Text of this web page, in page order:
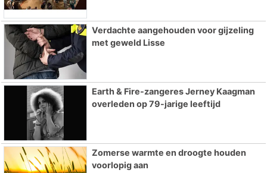
Verdachte aangehouden voor gijzeling
met geweld Lisse
Earth & Fire-zangeres Jerney Kaagman
overleden op 79-jarige leeftijd
Zomerse warmte en droogte houden
voorlopig aan